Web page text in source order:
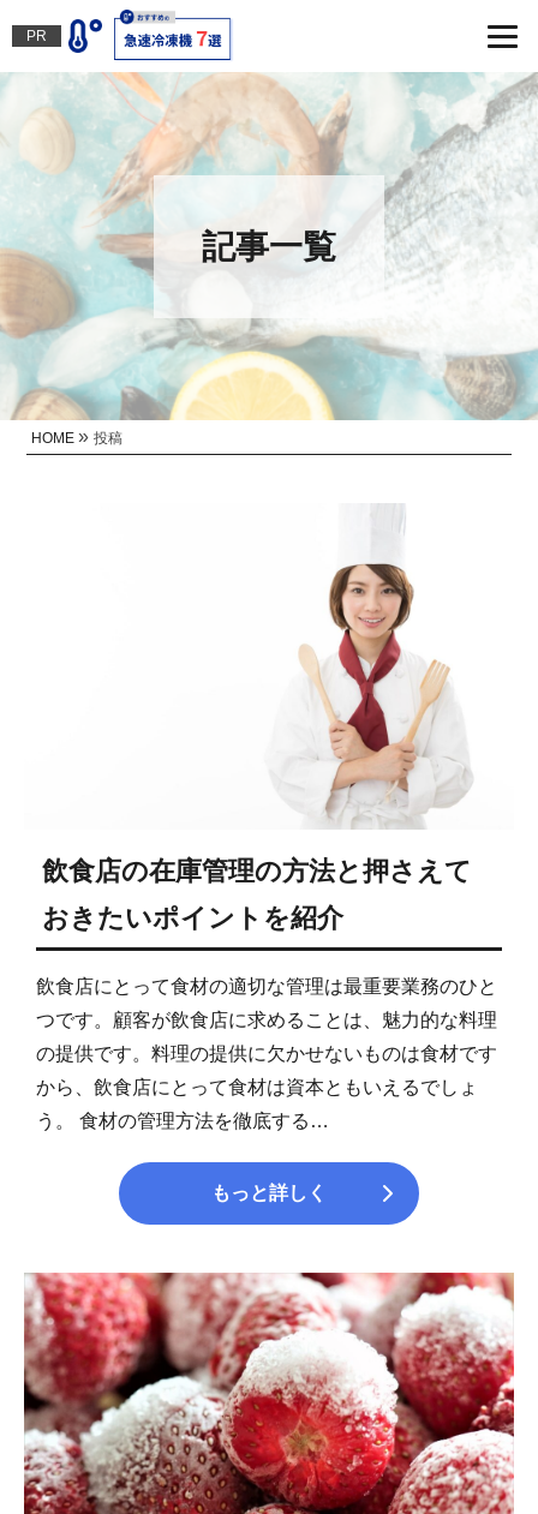
PR
記事一覧
HOME »投稿
飲食店の在庫管理の方法と押さえて
おきたいポイントを紹介
飲食店にとって食材の適切な管理は最重要業務のひと
つです。顧客が飲食店に求めることは、魅力的な料理
の提供です。料理の提供に欠かせないものは食材です
から、飲食店にとって食材は資本ともいえるでしょ
う。 食材の管理方法を徹底する…
もっと詳しく